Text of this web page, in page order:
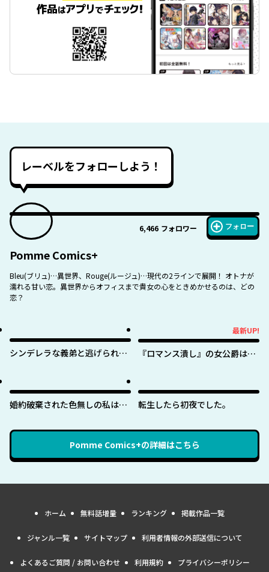
レーベルをフォローしよう！
6,466 フォロワー フォロー
Pomme Comics+
Bleu(ブリュ)…異世界、Rouge(ルージュ)…現代の2ラインで展開！ オトナが
濡れる甘い恋。異世界からオフィスまで貴女の心をときめかせるのは、どの
恋？
シンデレラな義弟と逃げられな
最新UP!
『ロマンス潰し』の女公爵は第
婚約破棄された色無しの私は、
る
転生したら初夜でした。
Pomme Comics+の詳細はこちら
ホーム 無料話増量 ランキング 掲載作品一覧
ジャンル一覧 サイトマップ 利用者情報の外部送信について
よくあるご質問 / お問い合わせ 利用規約 プライバシーポリシー